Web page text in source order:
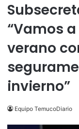
“Vamos
verano
invierno”
Equipo TemucoDiario